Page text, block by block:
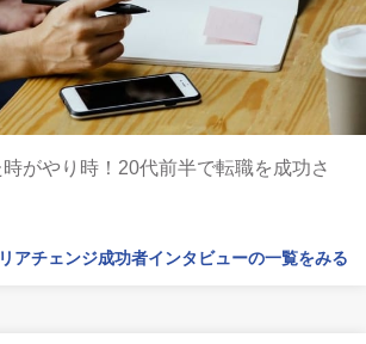
がやり時！20代前半で転職を成功さ
アチェンジ成功者インタビューの一覧をみる